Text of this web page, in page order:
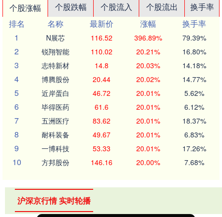
个股涨幅 个股跌幅 个股流入 个股流出
换手率
排名
名称 最新价 涨幅
换手率
1
N展芯 116.52 396.89% 79.39%
2 锐翔智能 110.02 20.21% 16.80%
3 志特新材 14.8 20.03% 14.18%
4 博腾股份 20.44 20.02% 14.77%
5 近岸蛋白 46.72 20.01% 5.62%
6 毕得医药 61.6 20.01% 6.12%
7 五洲医疗 83.62 20.01% 18.37%
8 耐科装备 49.67 20.01% 6.83%
9 一博科技 53.33 20.01% 17.26%
10 方邦股份 146.16 20.00% 7.68%
沪深京行情 实时轮播